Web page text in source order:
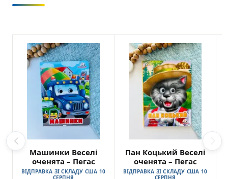
Машинки Веселі
оченята – Пегас
ВІДПРАВКА ЗІ СКЛАДУ США 10
СЕРПНЯ
Пан Коцький Веселі
оченята – Пегас
ВІДПРАВКА ЗІ СКЛАДУ США 10
СЕРПНЯ